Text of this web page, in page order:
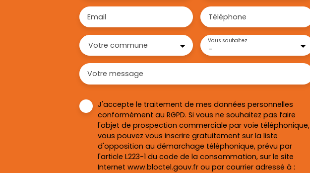
Email Téléphone
Votre commune -
Vous souhaitez
Votre message
J'accepte le traitement de mes données personnelles
conformément au RGPD. Si vous ne souhaitez pas faire
l'objet de prospection commerciale par voie téléphonique,
vous pouvez vous inscrire gratuitement sur la liste
d'opposition au démarchage téléphonique, prévu par
l'article L223-1 du code de la consommation, sur le site
Internet www.bloctel.gouv.fr ou par courrier adressé à :